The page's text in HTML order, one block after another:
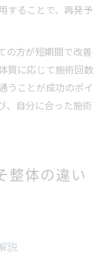
することで、再発予
の方が短期間で改善
質に応じて施術回数
うことが成功のポイ
、自分に合った施術
整体の違い
説